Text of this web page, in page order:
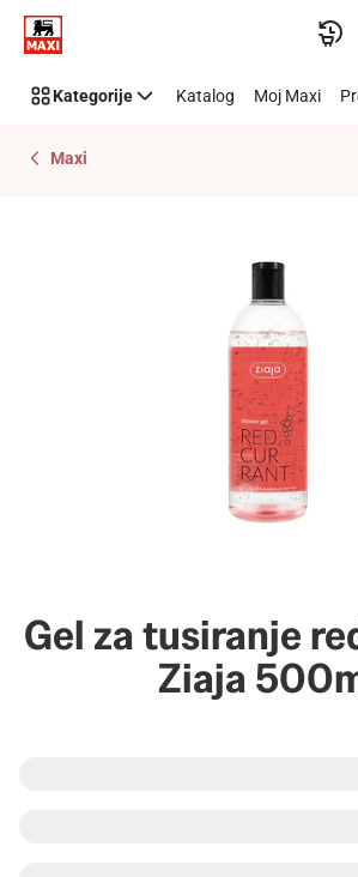
Preskoči link
Kategorije Katalog Moj Maxi
Maxi
Gel za tusiranje
Ziaja